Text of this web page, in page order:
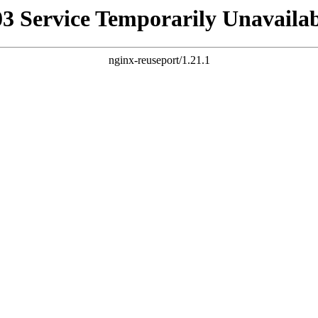
Service Temporarily
nginx-reuseport/1.21.1